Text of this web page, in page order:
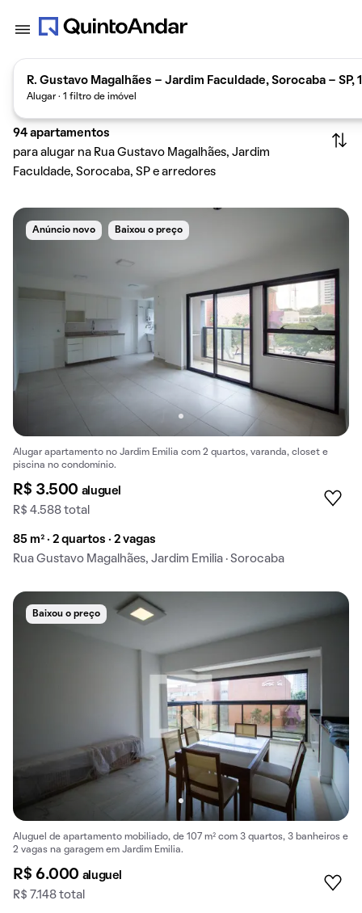
R. Gustavo Magalhães - Jardim Faculdade, Sorocaba - SP,
Alugar · 1 filtro de imóvel
94 apartamentos
para alugar na Rua Gustavo Magalhães, Jardim
Faculdade, Sorocaba, SP e arredores
Anúncio novo Baixou o preço
Alugar apartamento no Jardim Emilia com 2 quartos, varanda, closet e
piscina no condomínio.
R$ 3.500 aluguel
R$ 4.588 total
85 m² · 2 quartos · 2 vagas
Rua Gustavo Magalhães, Jardim Emilia · Sorocaba
Baixou o preço
Aluguel de apartamento mobiliado, de 107 m² com 3 quartos, 3 banheiros e
2 vagas na garagem em Jardim Emilia.
R$ 6.000 aluguel
R$ 7.148 total